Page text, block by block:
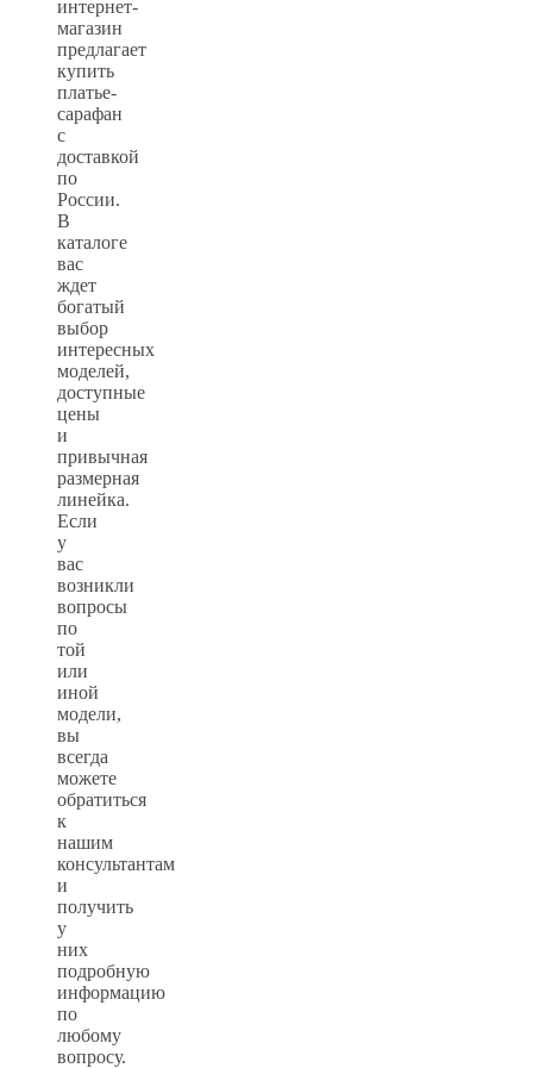
интернет-
магазин
предлагает
купить
платье-
сарафан
с
доставкой
по
России.
В
каталоге
вас
ждет
богатый
выбор
интересных
моделей,
доступные
цены
и
привычная
размерная
линейка.
Если
у
вас
возникли
вопросы
по
той
или
иной
модели,
вы
всегда
можете
обратиться
к
нашим
консультантам
и
получить
у
них
подробную
информацию
по
любому
вопросу.